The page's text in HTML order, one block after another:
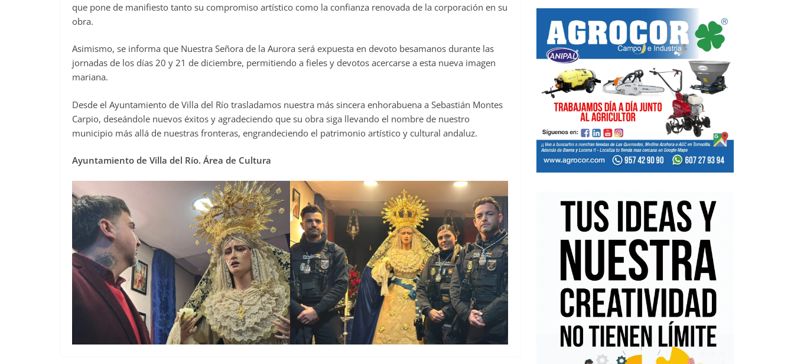
que pone de manifiesto tanto su compromiso artístico como la confianza renovada de la corporación en su
obra.
Asimismo, se informa que Nuestra Señora de la Aurora será expuesta en devoto besamanos durante las
jornadas de los días 20 y 21 de diciembre, permitiendo a fieles y devotos acercarse a esta nueva imagen
mariana.
Desde el Ayuntamiento de Villa del Río trasladamos nuestra más sincera enhorabuena a Sebastián Montes
Carpio, deseándole nuevos éxitos y agradeciendo que su obra siga llevando el nombre de nuestro
municipio más allá de nuestras fronteras, engrandeciendo el patrimonio artístico y cultural andaluz.
Ayuntamiento de Villa del Río. Área de Cultura